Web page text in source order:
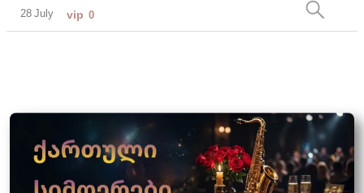
28 July vip 0